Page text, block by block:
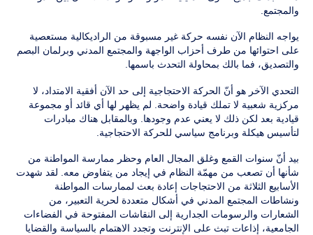
والمجتمع.
يواجه النظام الآن نفسه حركة غير مسبوقة من الراديكالية مستعصية
على احتوائها من طرف أحزاب الواجهة والمجتمع المدني وبرلمان البصم
والتصديق، فما بالك بمحاولة التحدث باسمها.
التحدي الآخر هو أنّ الحركة الاحتجاجية إلى حد الآن أفقية الامتداد، لا
مركزية شعبية لا تملك قيادة واضحة. لم يظهر لها أي قائد أو مجموعة
قيادية بعد لكن ذلك لا يعني عدم وجودها. وبالمقابل هناك مبادرات
لتأسيس هيكلة وبرنامج سياسي للحركة الاحتجاجية.
بيد أنّ سنوات القمع وغلق المجال العام وحظر ممارسة المواطنة من
شأنها أن تصعب من مهمّة النظام في إيجاد من يتفاوض معه. لقد شهدت
الأسابيع الثلاثة من الاحتجاجات إعادة بعث لممارسات المواطنة
ونشاطات المجتمع المدني في أشكال متعددة لحرية التعبير، من
الشعارات والرسومات الجدارية إلى النقاشات المفتوحة في الفضاءات
الجامعية، إذاعات تبث على الإنترنت وتجدد الاهتمام بالسياسة والقضايا